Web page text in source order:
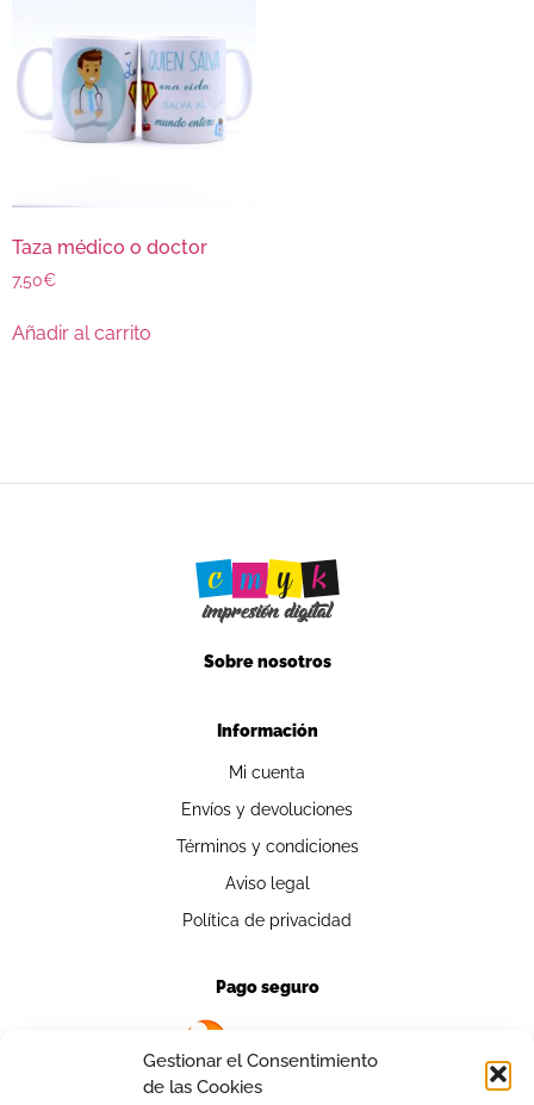
Gestionar el Consentimiento
de las Cookies
Taza médico o doctor
7,50€
Añadir al carrito
Sobre nosotros
Información
Mi cuenta
Envíos y devoluciones
Términos y condiciones
Aviso legal
Política de privacidad
Pago seguro